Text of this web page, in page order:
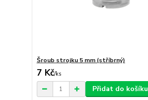
Šroub strojku 5 mm (stříbrný)
7 Kč/ks
Přidat do košíku